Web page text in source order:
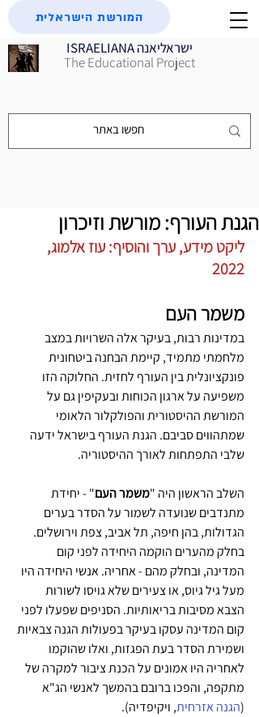
ISRAELIANA ישראליאנה
The Educational Project
המורשת הישראלית
הגנת העורף: מורשת וזיכרון
ליקט מידע, ערך והוסיף: עוז אלמוג,
2022
משמר העם
במדינות רבות, בעיקר אלה השרויות במצב
מלחמתי מתמיד, קיימת הבחנה ביטחונית
פונקציונלית בין העורף לחזית. החלוקה הזו
משפיעה על ארגון הכוחות ובעקיפין גם על
המורשת ההיסטורית והפולקלור הלאומי
שמתהווים סביבם. הגנת העורף בישראל ידעה
שלבי התפתחות לאורך ההיסטוריה.
השלב הראשון היה "משמר העם" - יחידת
מתנדבים שנועדה לשמור על הסדר בערים
הגדולות, בהן חיפה, תל אביב, צפת וירושלים.
בחלק מהערים הוקמה היחידה לפני קום
המדינה, ובחלק מהם - אחריה. אנשי היחידה היו
מעל גיל גיוס, או צעירים שלא גויסו לשורות
הצבא מסיבות בריאותיות. הסניפים שפעלו לפני
קום המדינה עסקו בעיקר בפעולות הגנה צבאיות
ושמירת הסדר בעת הפגזות, ואלו שהוקמו
לאחריה היו אמונים על הכנת ציבור למקרה של
מתקפה, והפכו ברובם בהמשך לאנשי הג"א
(הגנה אזרחית, ויקיפדיה).